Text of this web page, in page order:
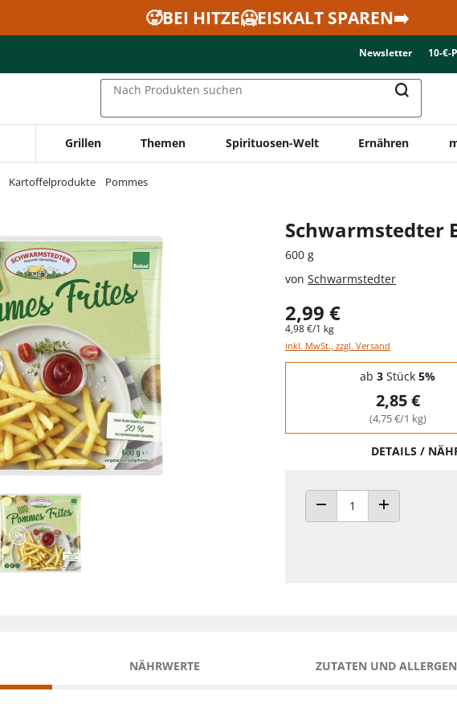
🥵BEI HITZE🥶EISKALT SPAREN➡️
Newsletter 10-€-
Nach Produkten suchen
Grillen Themen Spirituosen-Welt Ernähren
Kartoffelprodukte Pommes
Schwarmstedter
600 g
von Schwarmstedter
2,99 €
4,98 €/1 kg
inkl. MwSt., zzgl. Versand
Staffelpreise - Mengenrabatt
ab 3 Stück 5%
2,85 €
(4,75 €/1 kg)
DETAILS /
ANZAHL VERRINGERN
ANZAHL
NÄHRWERTE ZUTATEN UND